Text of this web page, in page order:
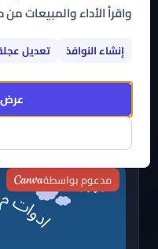
واقرأ الأداء والمبيعات
إنشاء النوافذ تعديل
عرض
عروض
اشترك بأي تطبيق من
متنوعة من القوالب
يمكنك البدء في
مدعوم بواسطة